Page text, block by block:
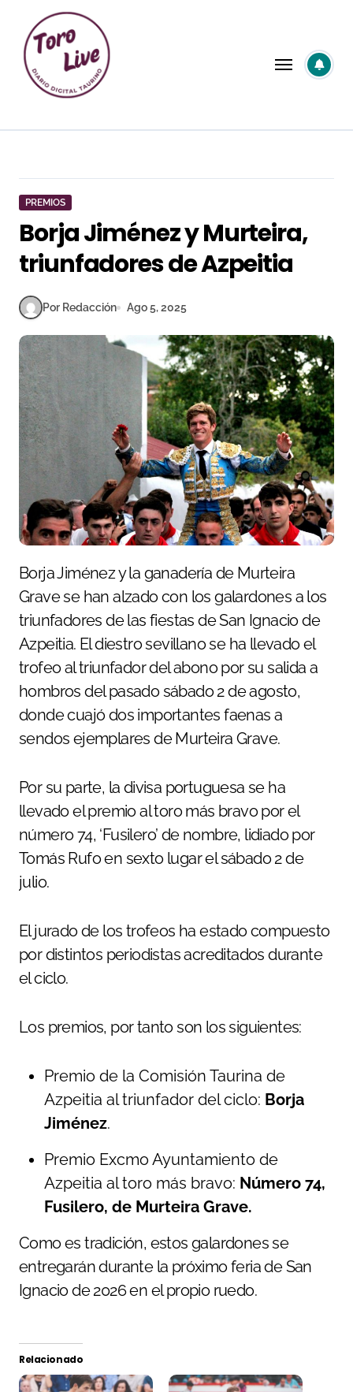
contenido
PREMIOS
Borja Jiménez y Murteira,
triunfadores de Azpeitia
Por Redacción Ago 5, 2025
Borja Jiménez y la ganadería de Murteira
Grave se han alzado con los galardones a los
triunfadores de las fiestas de San Ignacio de
Azpeitia. El diestro sevillano se ha llevado el
trofeo al triunfador del abono por su salida a
hombros del pasado sábado 2 de agosto,
donde cuajó dos importantes faenas a
sendos ejemplares de Murteira Grave.
Por su parte, la divisa portuguesa se ha
llevado el premio al toro más bravo por el
número 74, ‘Fusilero’ de nombre, lidiado por
Tomás Rufo en sexto lugar el sábado 2 de
julio.
El jurado de los trofeos ha estado compuesto
por distintos periodistas acreditados durante
el ciclo.
Los premios, por tanto son los siguientes:
Premio de la Comisión Taurina de
Azpeitia al triunfador del ciclo: Borja
Jiménez.
Premio Excmo Ayuntamiento de
Azpeitia al toro más bravo: Número 74,
Fusilero, de Murteira Grave.
Como es tradición, estos galardones se
entregarán durante la próximo feria de San
Ignacio de 2026 en el propio ruedo.
Relacionado